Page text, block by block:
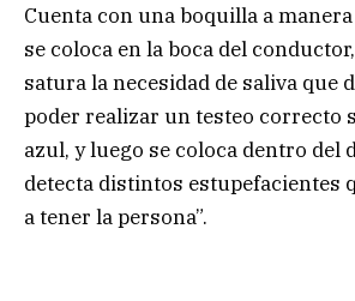
Cuenta con una boquilla a
se coloca en la boca del
satura la necesidad de saliva que
poder realizar un testeo correcto
azul, y luego se coloca dentro del
detecta distintos estupefacientes
a tener la persona”.